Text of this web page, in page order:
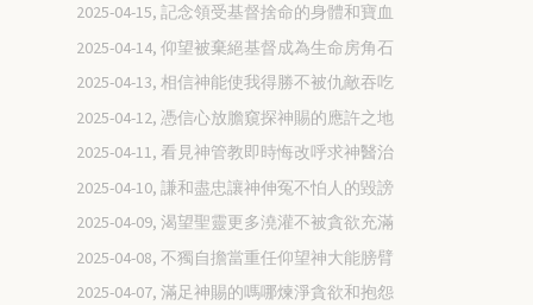
2025-04-15, 記念領受基督捨命的身體和寶血
2025-04-14, 仰望被棄絕基督成為生命房角石
2025-04-13, 相信神能使我得勝不被仇敵吞吃
2025-04-12, 憑信心放膽窺探神賜的應許之地
2025-04-11, 看見神管教即時悔改呼求神醫治
2025-04-10, 謙和盡忠讓神伸冤不怕人的毀謗
2025-04-09, 渴望聖靈更多澆灌不被貪欲充滿
2025-04-08, 不獨自擔當重任仰望神大能膀臂
2025-04-07, 滿足神賜的嗎哪煉淨貪欲和抱怨